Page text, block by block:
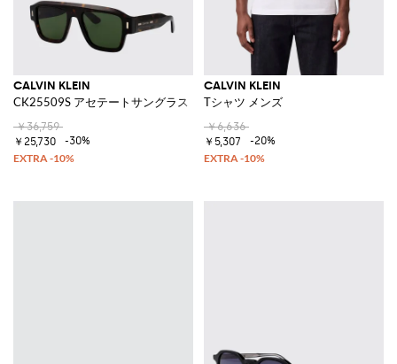
CALVIN KLEIN
CK25509S アセテートサングラス
￥36,759
￥25,730
-30%
CALVIN KLEIN
Tシャツ メンズ
￥6,636
￥5,307
-20%